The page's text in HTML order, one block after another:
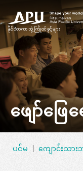
နိုင်ငံတကာ​ ​ဘွဲ့ကြိုဝင်ခွင့်များ
ဖျော်ဖြေ
ပင်မ ကျောင်းသာ